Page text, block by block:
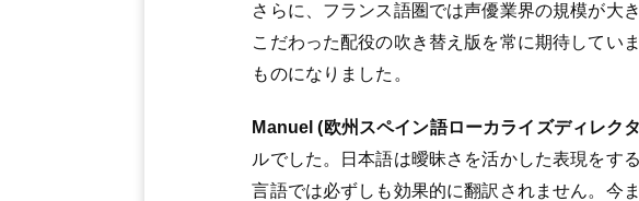
さらに、フランス語圏では声優業界の規模が大
こだわった配役の吹き替え版を常に期待してい
ものになりました。
Manuel (欧州スペイン語ローカライズディレクタ
ルでした。日本語は曖昧さを活かした表現をす
言語では必ずしも効果的に翻訳されません。今